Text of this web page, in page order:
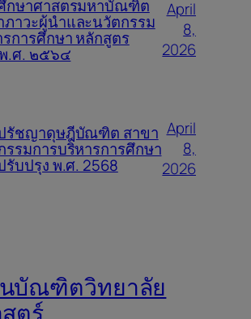
กษาศาสตรมหาบัณฑิต
ภาวะผู้นำและนวัตกรรม
การศึกษา หลักสูตร
.ศ. ๒๕๖๔
April
8,
2026
รัชญาดุษฎีบัณฑิต สาขา
รมการบริหารการศึกษา
บปรุง พ.ศ. 2568
April
8,
2026
บัณฑิตวิทยาลัย
ตร์